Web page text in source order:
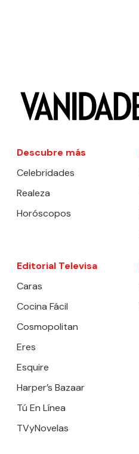
Descubre más
Celebridades
Realeza
Horóscopos
Editorial Televisa
Caras
Cocina Fácil
Cosmopolitan
Eres
Esquire
Harper’s Bazaar
Tú En Línea
TVyNovelas